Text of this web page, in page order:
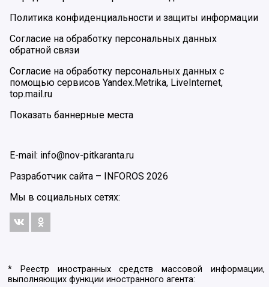
Политика конфиденциальности и защиты информации
Согласие на обработку персональных данных
обратной связи
Согласие на обработку персональных данных с
помощью сервисов Yandex.Metrika, LiveInternet,
top.mail.ru
Показать баннерные места
E-mail: info@nov-pitkaranta.ru
Разработчик сайта –
INFOROS 2026
Мы в социальных сетях:
* Реестр иностранных средств массовой информации,
выполняющих функции иностранного агента: